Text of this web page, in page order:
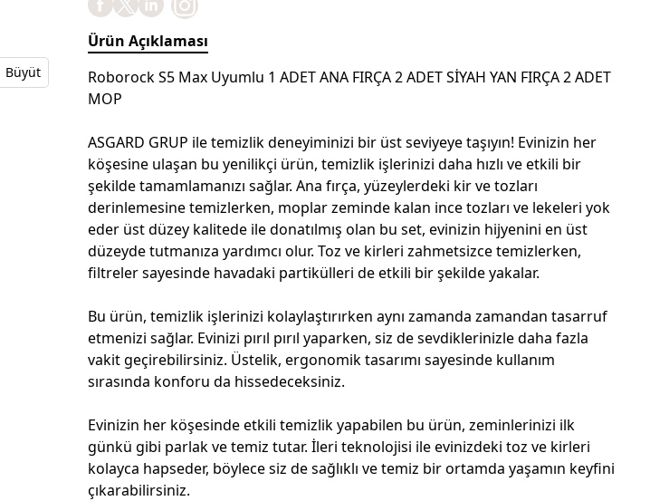
Büyüt
Ürün Açıklaması
Roborock S5 Max Uyumlu 1 ADET ANA FIRÇA 2 ADET SİYAH YAN FIRÇA 2 ADET
MOP
ASGARD GRUP ile temizlik deneyiminizi bir üst seviyeye taşıyın! Evinizin her
köşesine ulaşan bu yenilikçi ürün, temizlik işlerinizi daha hızlı ve etkili bir
şekilde tamamlamanızı sağlar. Ana fırça, yüzeylerdeki kir ve tozları
derinlemesine temizlerken, moplar zeminde kalan ince tozları ve lekeleri yok
eder üst düzey kalitede ile donatılmış olan bu set, evinizin hijyenini en üst
düzeyde tutmanıza yardımcı olur. Toz ve kirleri zahmetsizce temizlerken,
filtreler sayesinde havadaki partikülleri de etkili bir şekilde yakalar.
Bu ürün, temizlik işlerinizi kolaylaştırırken aynı zamanda zamandan tasarruf
etmenizi sağlar. Evinizi pırıl pırıl yaparken, siz de sevdiklerinizle daha fazla
vakit geçirebilirsiniz. Üstelik, ergonomik tasarımı sayesinde kullanım
sırasında konforu da hissedeceksiniz.
Evinizin her köşesinde etkili temizlik yapabilen bu ürün, zeminlerinizi ilk
günkü gibi parlak ve temiz tutar. İleri teknolojisi ile evinizdeki toz ve kirleri
kolayca hapseder, böylece siz de sağlıklı ve temiz bir ortamda yaşamın keyfini
çıkarabilirsiniz.